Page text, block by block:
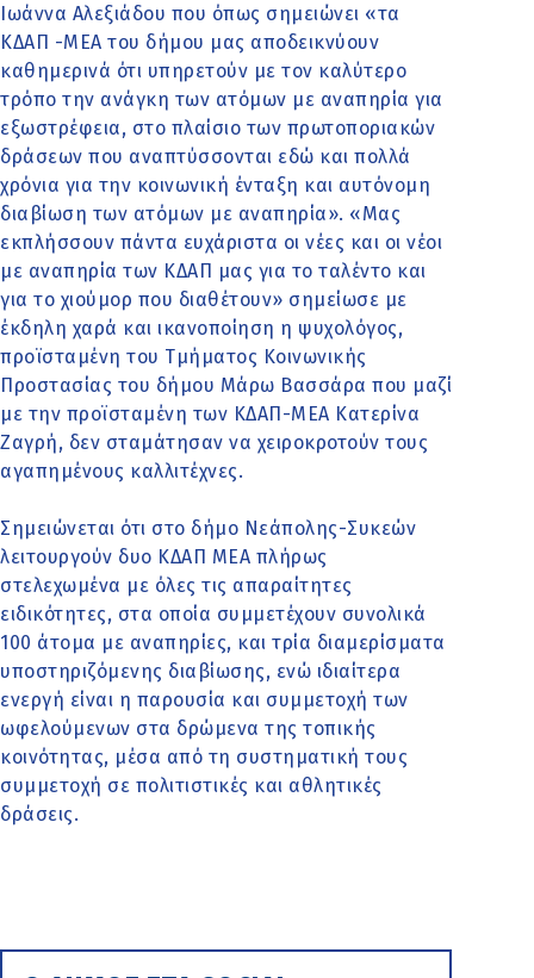
Ιωάννα Αλεξιάδου που όπως σημειώνει «τα
ΚΔΑΠ -ΜΕΑ του δήμου μας αποδεικνύουν
καθημερινά ότι υπηρετούν με τον καλύτερο
τρόπο την ανάγκη των ατόμων με αναπηρία για
εξωστρέφεια, στο πλαίσιο των πρωτοποριακών
δράσεων που αναπτύσσονται εδώ και πολλά
χρόνια για την κοινωνική ένταξη και αυτόνομη
διαβίωση των ατόμων με αναπηρία». «Μας
εκπλήσσουν πάντα ευχάριστα οι νέες και οι νέοι
με αναπηρία των ΚΔΑΠ μας για το ταλέντο και
για το χιούμορ που διαθέτουν» σημείωσε με
έκδηλη χαρά και ικανοποίηση η ψυχολόγος,
προϊσταμένη του Τμήματος Κοινωνικής
Προστασίας του δήμου Μάρω Βασσάρα που μαζί
με την προϊσταμένη των ΚΔΑΠ-ΜΕΑ Κατερίνα
Ζαγρή, δεν σταμάτησαν να χειροκροτούν τους
αγαπημένους καλλιτέχνες.
Σημειώνεται ότι στο δήμο Νεάπολης-Συκεών
λειτουργούν δυο ΚΔΑΠ ΜΕΑ πλήρως
στελεχωμένα με όλες τις απαραίτητες
ειδικότητες, στα οποία συμμετέχουν συνολικά
100 άτομα με αναπηρίες, και τρία διαμερίσματα
υποστηριζόμενης διαβίωσης, ενώ ιδιαίτερα
ενεργή είναι η παρουσία και συμμετοχή των
ωφελούμενων στα δρώμενα της τοπικής
κοινότητας, μέσα από τη συστηματική τους
συμμετοχή σε πολιτιστικές και αθλητικές
δράσεις.